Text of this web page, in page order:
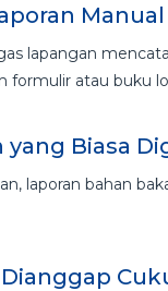
Manual
lapangan
formulir atau buku
yang Biasa
laporan bahan